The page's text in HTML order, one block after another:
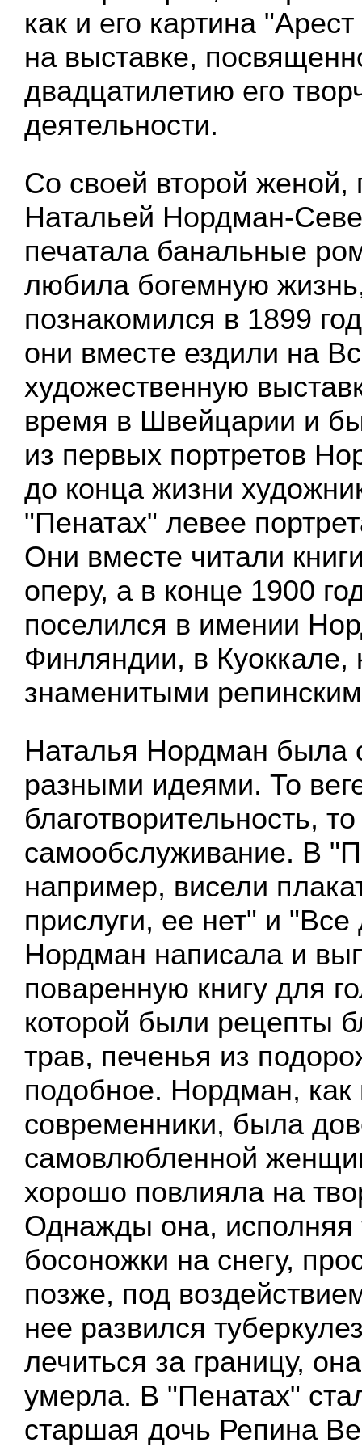
как и его картина
на выставке,
двадцатилетию его
деятельности.
Со своей второй женой,
Натальей Нордман-
печатала банальные
любила богемную
познакомился в 1899
они вместе ездили на
художественную
время в Швейцарии и
из первых портретов
до конца жизни
"Пенатах" левее
Они вместе читали
оперу, а в конце 1900
поселился в имении
Финляндии, в Куоккале,
знаменитыми
Наталья Нордман была
разными идеями. То
благотворительность, то
самообслуживание. В
например, висели
прислуги, ее нет" и
Нордман написала и
поваренную книгу для
которой были рецепты
трав, печенья из
подобное. Нордман, как
современники, была
самовлюбленной
хорошо повлияла на
Однажды она, исполняя
босоножки на снегу,
позже, под
нее развился
лечиться за границу,
умерла. В "Пенатах"
старшая дочь Репина